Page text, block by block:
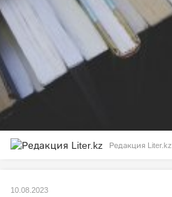
Редакция Liter.kz
10.08.2023